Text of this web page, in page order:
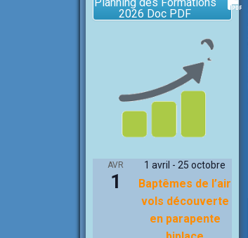
2026 Doc PDF
AVR
1
1 avril - 25 octobre
Baptêmes de l’air
vols découverte
en parapente